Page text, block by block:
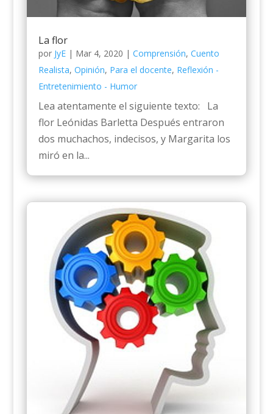
La flor
por JyE| Mar 4, 2020 | Comprensión, Cuento
Realista, Opinión, Para el docente, Reflexión -
Entretenimiento - Humor
Lea atentamente el siguiente texto: La
flor Leónidas Barletta Después entraron
dos muchachos, indecisos, y Margarita los
miró en la...